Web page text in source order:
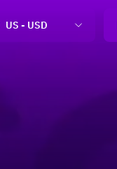
US - USD